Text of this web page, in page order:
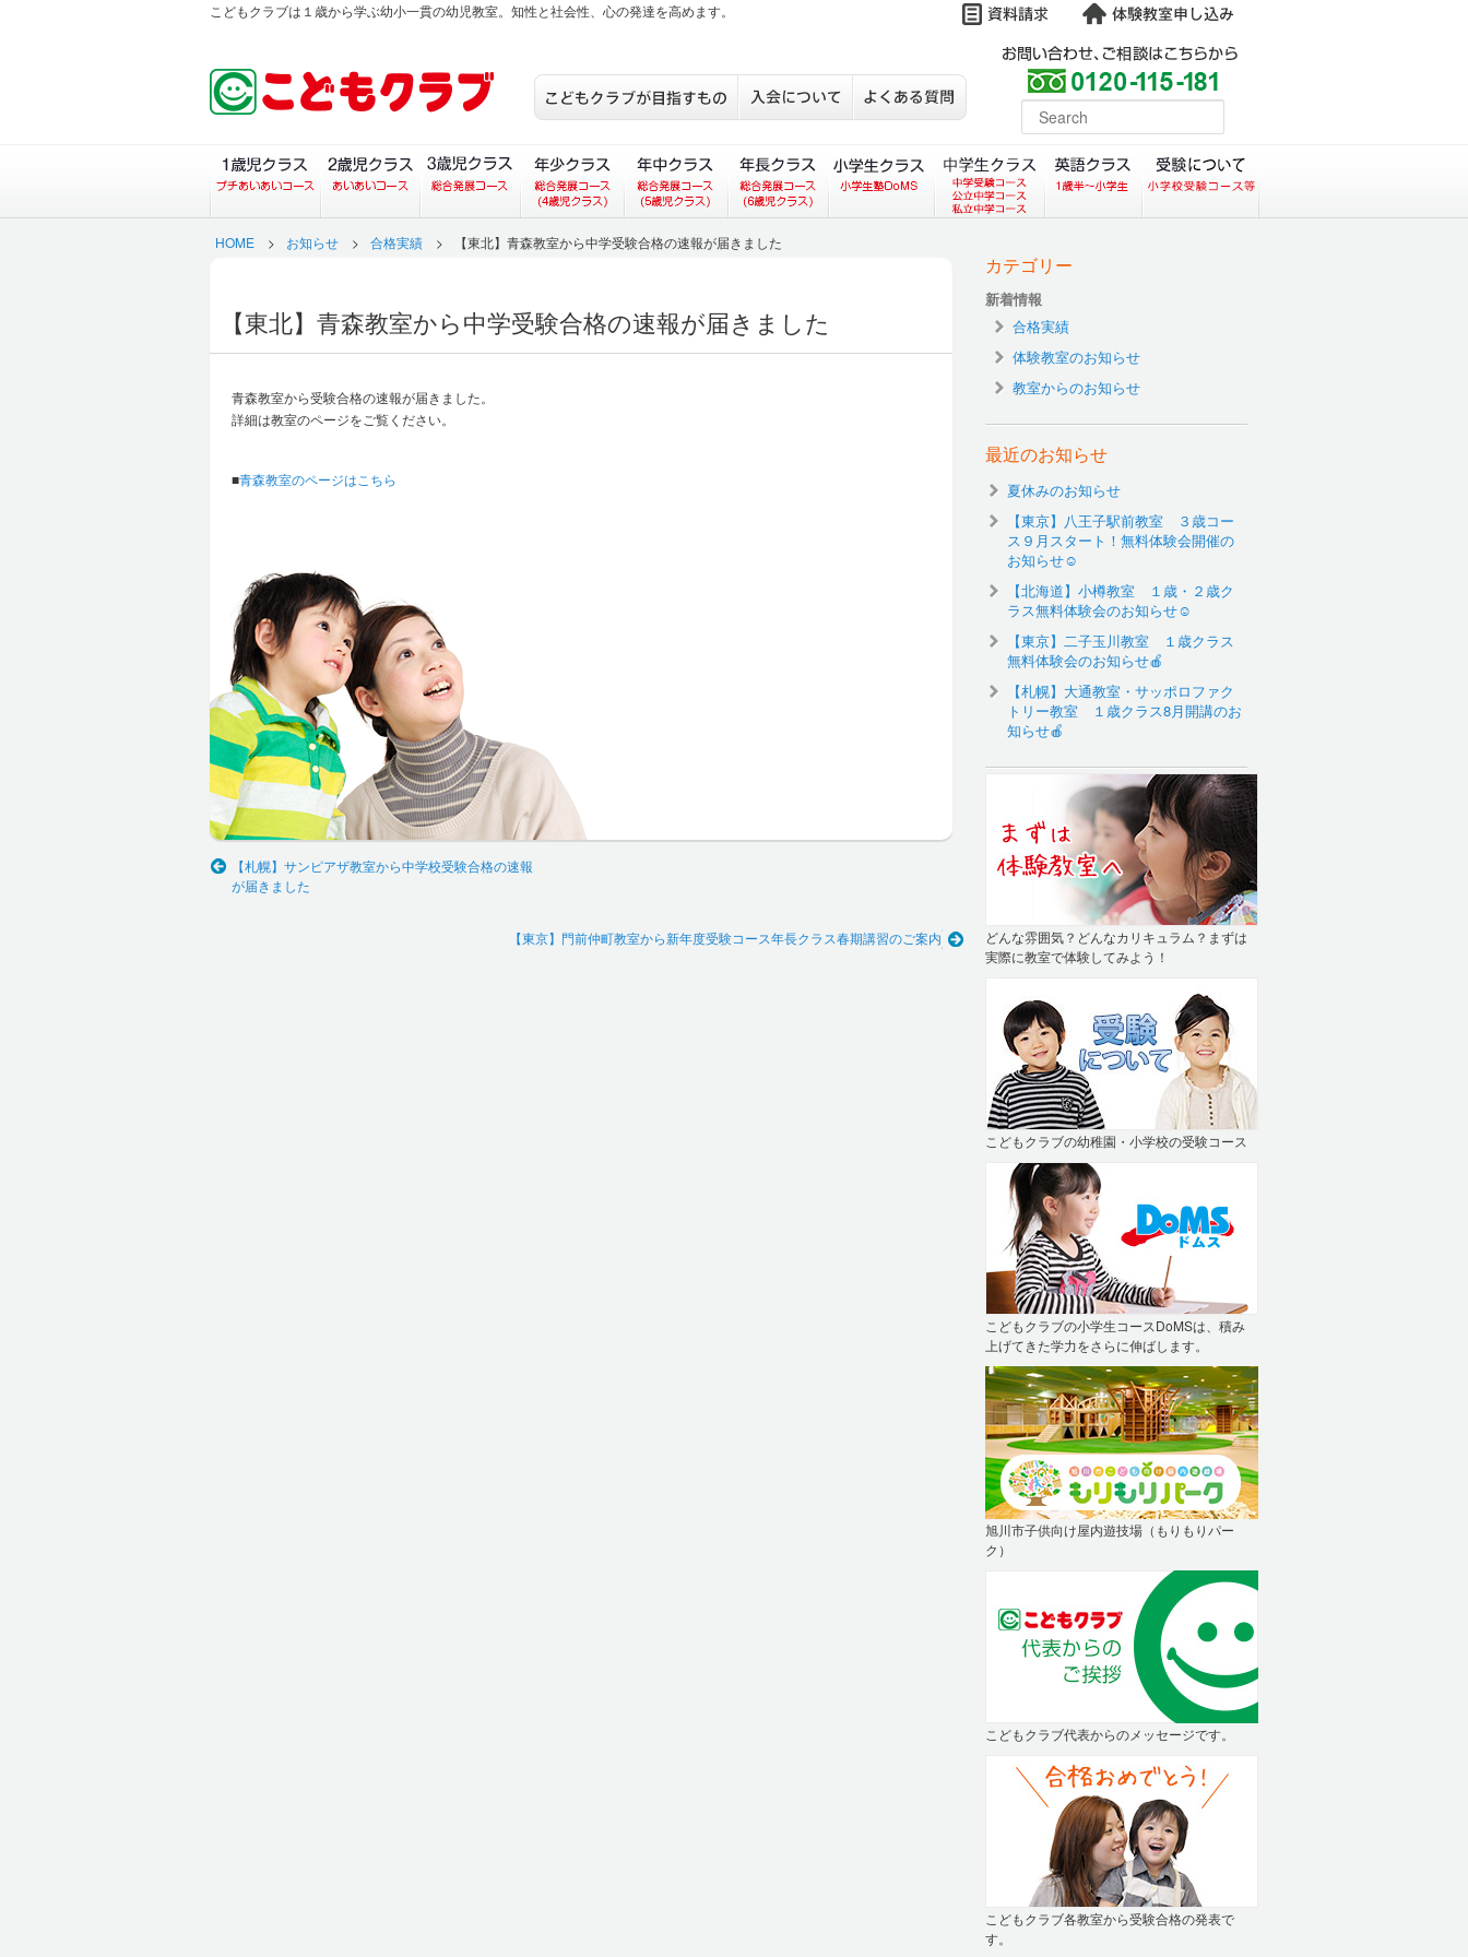
こどもクラブは１歳から学ぶ幼小一貫の幼児教室。知性と社会性、心の発達を高めます。
こどもクラブが目指すもの
入会について
よくある質問
１歳児クラス（プチあいあいコース）
２歳児クラス（あいあいコース）
HOME > お知らせ > 合格実績 > 【東北】青森教室から中学受験合格の速報が届きました
【東北】青森教室から中学受験合格の速報が届きました
青森教室から受験合格の速報が届きました。
詳細は教室のページをご覧ください。
■青森教室のページはこちら
【札幌】サンピアザ教室から中学校受験合格の速報
が届きました
【東京】門前仲町教室から新年度受験コース年長クラス春期講習のご案内
カテゴリー
新着情報
合格実績
体験教室のお知らせ
教室からのお知らせ
最近のお知らせ
夏休みのお知らせ
【東京】八王子駅前教室 ３歳コー
ス９月スタート！無料体験会開催の
お知らせ☺️
【北海道】小樽教室 １歳・２歳ク
ラス無料体験会のお知らせ☺
【東京】二子玉川教室 １歳クラス
無料体験会のお知らせ🍎
【札幌】大通教室・サッポロファク
トリー教室 １歳クラス8月開講のお
知らせ🍎
どんな雰囲気？どんなカリキュラム？まずは
実際に教室で体験してみよう！
こどもクラブの幼稚園・小学校の受験コース
こどもクラブの小学生コースDoMSは、積み
上げてきた学力をさらに伸ばします。
旭川市子供向け屋内遊技場（もりもりパー
ク）
こどもクラブ代表からのメッセージです。
こどもクラブ各教室から受験合格の発表で
す。